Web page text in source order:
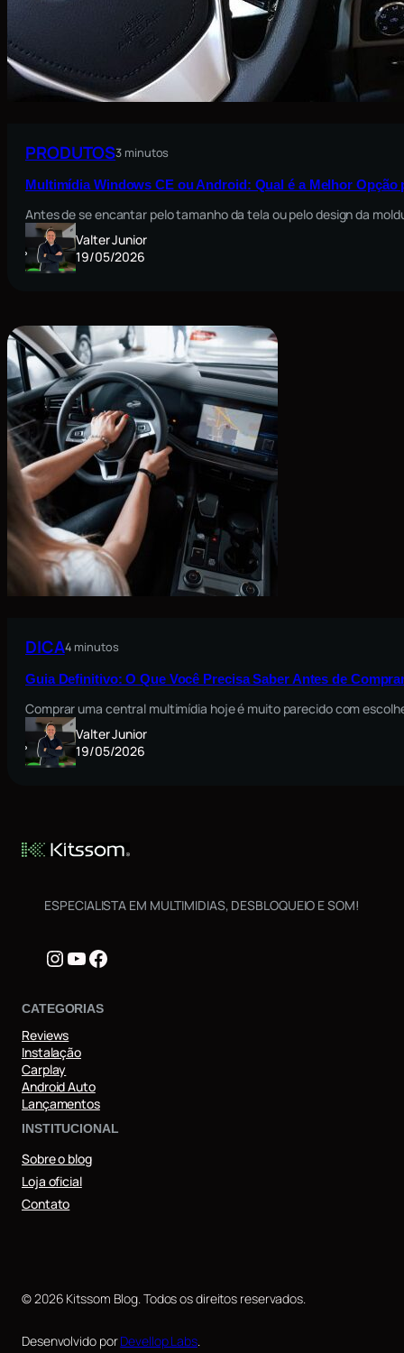
PRODUTOS3 minutos
Multimídia Windows CE ou Android: Qual é a Melhor Opção
Antes de se encantar pelo tamanho da tela ou pelo design da
Valter Junior
19/05/2026
DICA4 minutos
Guia Definitivo: O Que Você Precisa Saber Antes de
Comprar uma central multimídia hoje é muito parecido com
Valter Junior
19/05/2026
ESPECIALISTA EM MULTIMIDIAS, DESBLOQUEIO E SOM!
Instagram
Youtube
Facebook
CATEGORIAS
Reviews
Instalação
Carplay
Android Auto
Lançamentos
INSTITUCIONAL
Sobre o blog
Loja oficial
Contato
© 2026 Kitssom Blog. Todos os direitos reservados.
Desenvolvido porDevellop Labs